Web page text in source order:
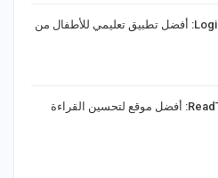
تحميل LogicLike: أفضل تطبيق تعليمي للأطفال من
موقع ReadTheory: أفضل موقع لتحسين القراءة